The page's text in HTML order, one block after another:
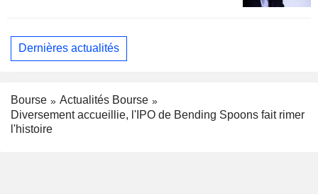
Dernières actualités
Bourse
Actualités Bourse
Diversement accueillie, l'IPO de Bending Spoons fait rimer
l'histoire